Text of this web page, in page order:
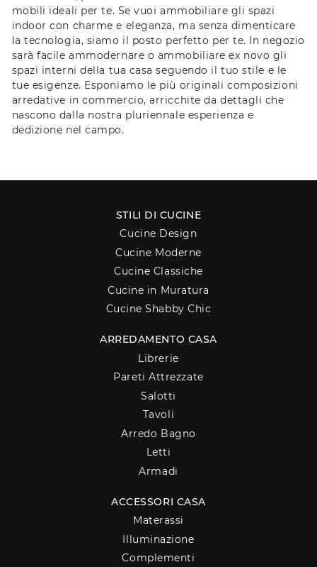
mobili ideali per te. Se vuoi ammobiliare gli spazi
indoor con charme e eleganza, ma senza dimenticare
la tecnologia, siamo il posto perfetto per te. In negozio
sarà facile ammodernare o ammobiliare ex novo gli
spazi interni della tua casa seguendo il tuo stile e le
tue esigenze. Esponiamo le più originali composizioni
arredative in commercio, arricchite da dettagli che
nascono dalla nostra pluriennale esperienza e
dedizione nel campo.
STILI DI CUCINE
Cucine Design
Cucine Moderne
Cucine Classiche
Cucine in Muratura
Cucine Shabby Chic
ARREDAMENTO CASA
Librerie
Pareti Attrezzate
Salotti
Tavoli
Arredo Bagno
Letti
Armadi
ACCESSORI CASA
Materassi
Illuminazione
Complementi